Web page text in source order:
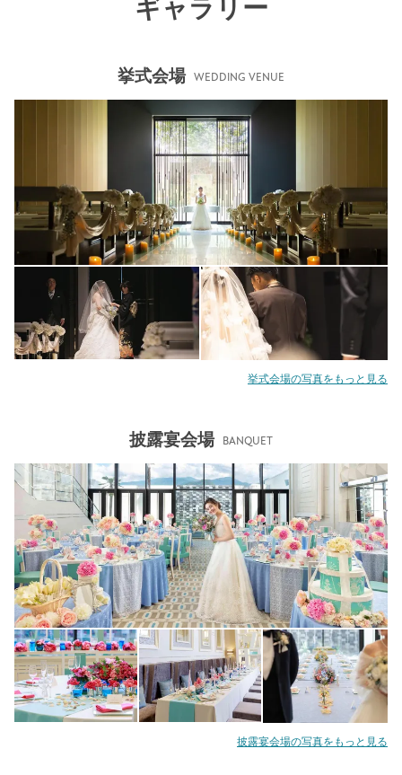
ギャラリー
挙式会場 WEDDING VENUE
挙式会場の写真をもっと見る
披露宴会場 BANQUET
披露宴会場の写真をもっと見る